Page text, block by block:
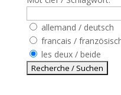
allemand / deutsch
francais /
les deux / beide